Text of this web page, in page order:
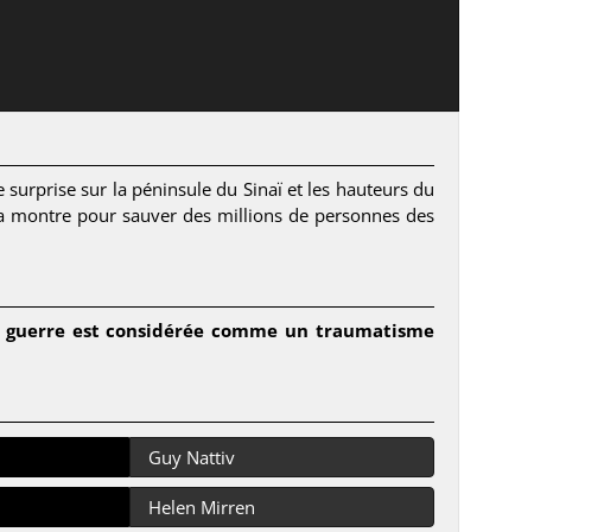
sur la péninsule du Sinaï et les hauteurs du
montre pour sauver des millions de personnes des
guerre est considérée comme un traumatisme
Guy Nattiv
Helen Mirren